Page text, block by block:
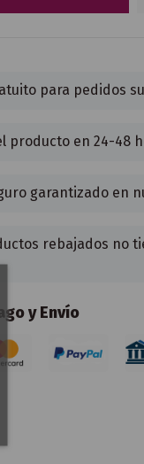
para pedidos
producto en 24-48
garantizado en
rebajados no
y Envío